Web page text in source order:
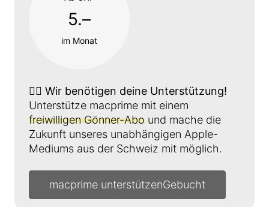
5.–
im Monat
👉🏼 Wir benötigen deine Unterstützung!
Unterstütze macprime mit einem
freiwilligen Gönner-Abo und mache die
Zukunft unseres unabhängigen Apple-
Mediums aus der Schweiz mit möglich.
macprime unterstützen